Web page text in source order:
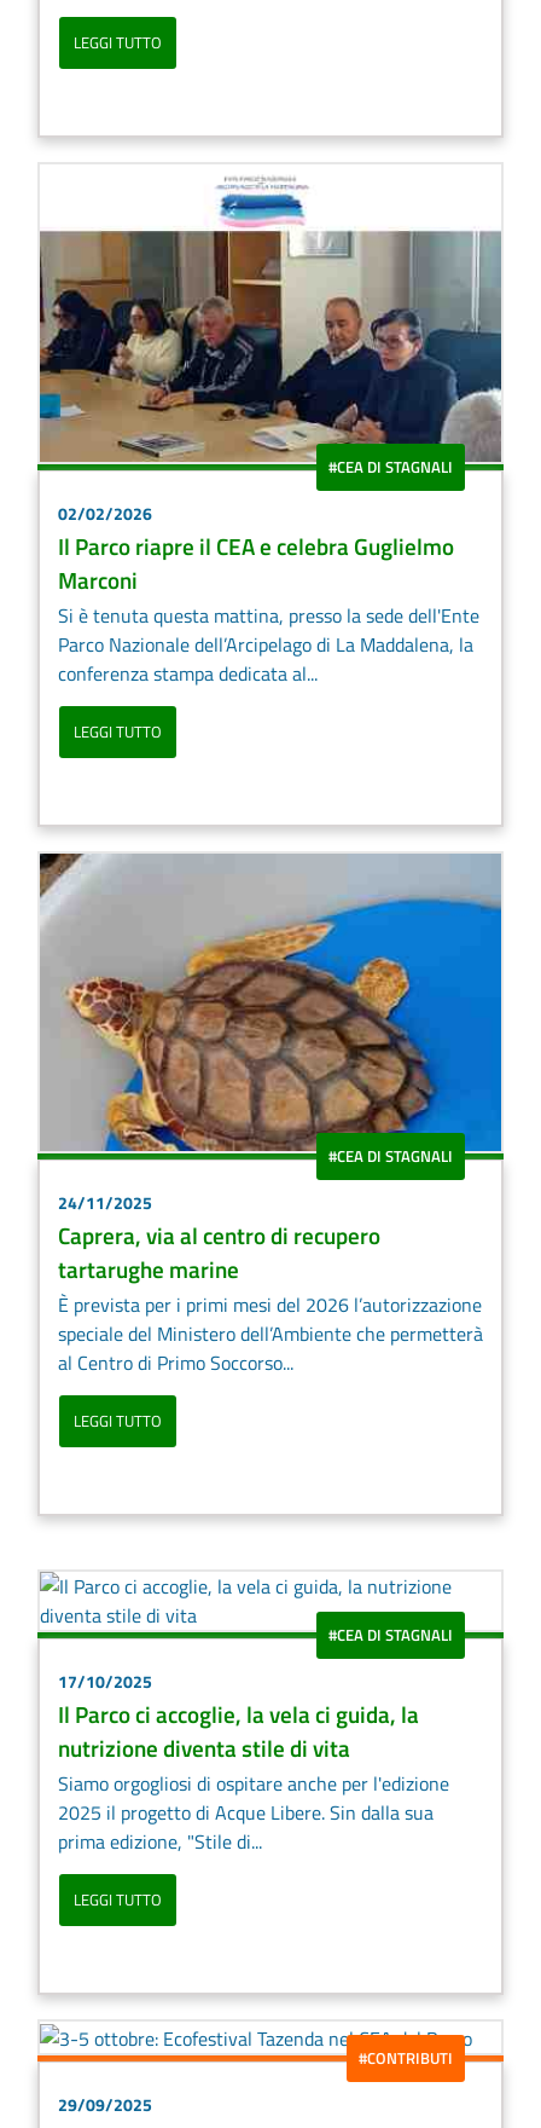
LEGGI TUTTO
#CEA DI STAGNALI
02/02/2026
Il Parco riapre il CEA e celebra Guglielmo
Marconi
Si è tenuta questa mattina, presso la sede dell'Ente
Parco Nazionale dell’Arcipelago di La Maddalena, la
conferenza stampa dedicata al...
LEGGI TUTTO
#CEA DI STAGNALI
24/11/2025
Caprera, via al centro di recupero
tartarughe marine
È prevista per i primi mesi del 2026 l’autorizzazione
speciale del Ministero dell’Ambiente che permetterà
al Centro di Primo Soccorso...
LEGGI TUTTO
#CEA DI STAGNALI
17/10/2025
Il Parco ci accoglie, la vela ci guida, la
nutrizione diventa stile di vita
Siamo orgogliosi di ospitare anche per l'edizione
2025 il progetto di Acque Libere. Sin dalla sua
prima edizione, "Stile di...
LEGGI TUTTO
#CONTRIBUTI
29/09/2025